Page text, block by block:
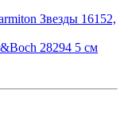
Звезды 16152,
28294 5 см